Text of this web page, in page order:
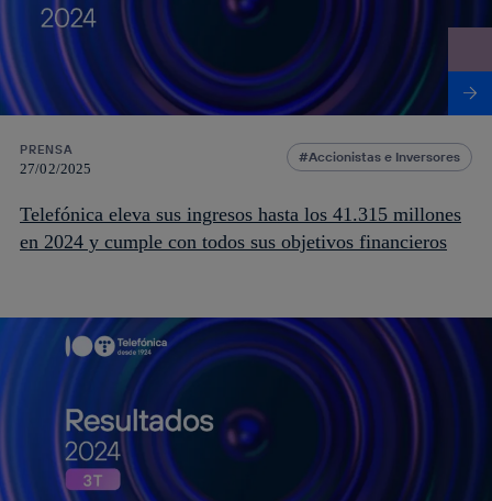
PRENSA
27/02/2025
Accionistas e Inversores
Telefónica eleva sus ingresos hasta los 41.315 millones
en 2024 y cumple con todos sus objetivos financieros